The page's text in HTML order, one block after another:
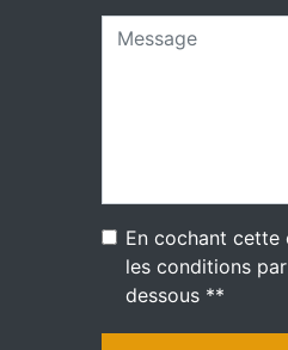
En cochant cette
les conditions
dessous **